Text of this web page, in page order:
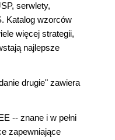
serwlety,
Katalog wzorców
więcej strategii,
najlepsze
drugie" zawiera
-- znane i w pełni
zapewniające